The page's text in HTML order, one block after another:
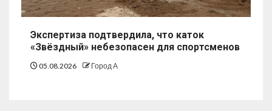
Экспертиза подтвердила, что каток
«Звёздный» небезопасен для спортсменов
05.08.2026 Город А